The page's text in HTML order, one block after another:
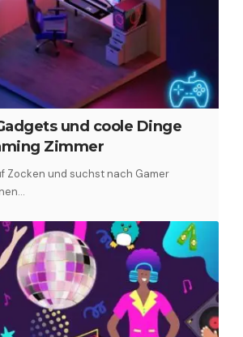
und coole Dinge
Zimmer
Zocken und suchst nach Gamer